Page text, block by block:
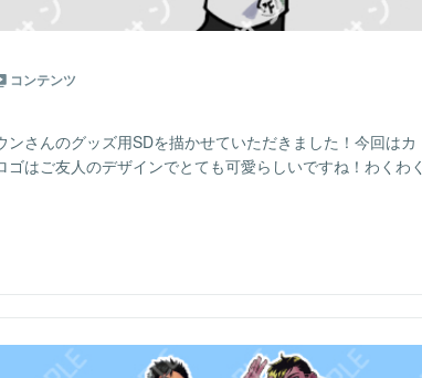
コンテンツ
さんのグッズ用SDを描かせていただきました！今回はカ
はご友人のデザインでとても可愛らしいですね！わくわく